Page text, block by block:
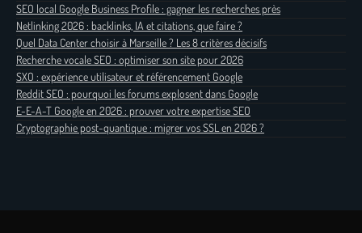
SEO local Google Business Profile : gagner les recherches près
Netlinking 2026 : backlinks, IA et citations, que faire ?
Quel Data Center choisir à Marseille ? Les 8 critères décisifs
Recherche vocale SEO : optimiser son site pour 2026
SXO : expérience utilisateur et référencement Google
Reddit SEO : pourquoi les forums explosent dans Google
E-E-A-T Google en 2026 : prouver votre expertise SEO
Cryptographie post-quantique : migrer vos SSL en 2026 ?